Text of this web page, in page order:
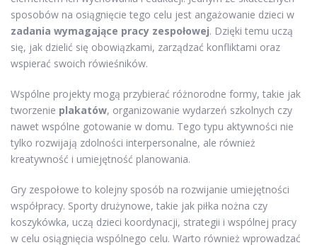
sposobów na osiągnięcie tego celu jest angażowanie dzieci w
zadania wymagające pracy zespołowej. Dzięki temu uczą
się, jak dzielić się obowiązkami, zarządzać konfliktami oraz
wspierać swoich rówieśników.
Wspólne projekty mogą przybierać różnorodne formy, takie jak
tworzenie plakatów, organizowanie wydarzeń szkolnych czy
nawet wspólne gotowanie w domu. Tego typu aktywności nie
tylko rozwijają zdolności interpersonalne, ale również
kreatywność i umiejętność planowania.
Gry zespołowe to kolejny sposób na rozwijanie umiejętności
współpracy. Sporty drużynowe, takie jak piłka nożna czy
koszykówka, uczą dzieci koordynacji, strategii i wspólnej pracy
w celu osiągnięcia wspólnego celu. Warto również wprowadzać